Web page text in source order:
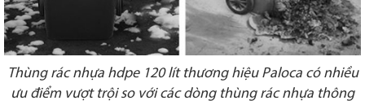
Thùng rác nhựa hdpe 120 lít thương hiệu Paloca có nhiều
ưu điểm vượt trội so với các dòng thùng rác nhựa thông